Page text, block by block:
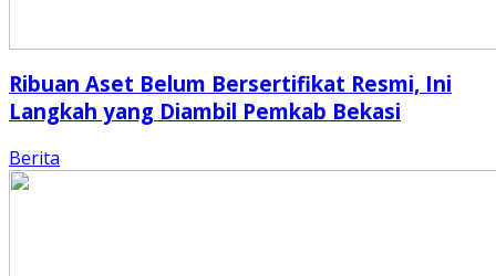
Ribuan Aset Belum Bersertifikat Resmi, Ini
Langkah yang Diambil Pemkab Bekasi
Berita